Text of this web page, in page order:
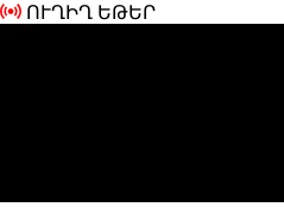
ՈՒՂԻՂ ԵԹԵՐ